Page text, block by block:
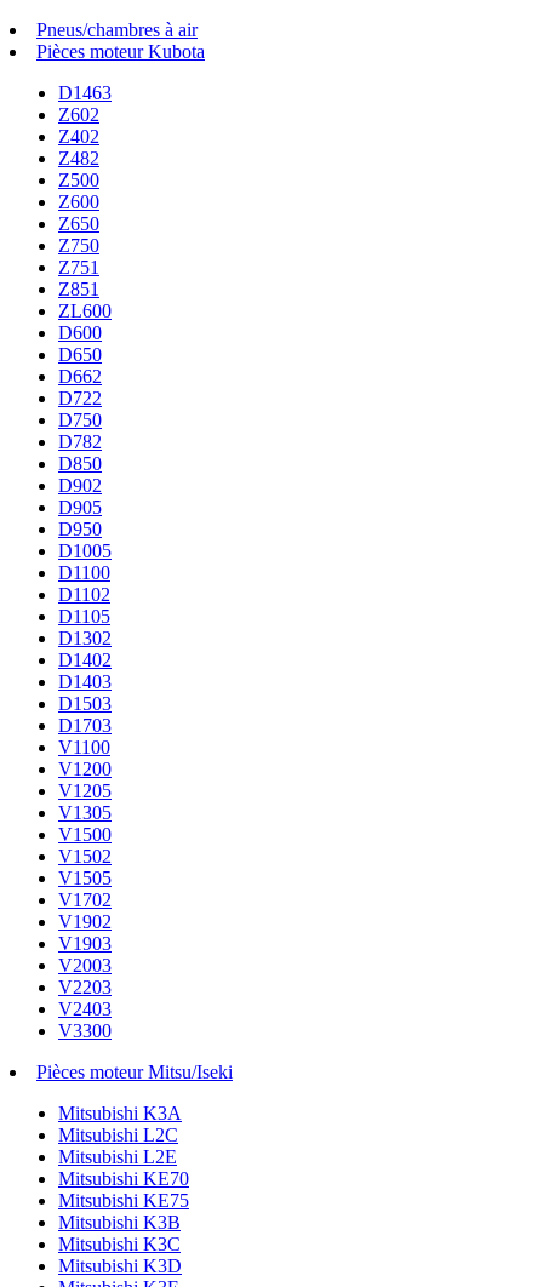
Pneus/chambres à air
Pièces moteur Kubota
D1463
Z602
Z402
Z482
Z500
Z600
Z650
Z750
Z751
Z851
ZL600
D600
D650
D662
D722
D750
D782
D850
D902
D905
D950
D1005
D1100
D1102
D1105
D1302
D1402
D1403
D1503
D1703
V1100
V1200
V1205
V1305
V1500
V1502
V1505
V1702
V1902
V1903
V2003
V2203
V2403
V3300
Pièces moteur Mitsu/Iseki
Mitsubishi K3A
Mitsubishi L2C
Mitsubishi L2E
Mitsubishi KE70
Mitsubishi KE75
Mitsubishi K3B
Mitsubishi K3C
Mitsubishi K3D